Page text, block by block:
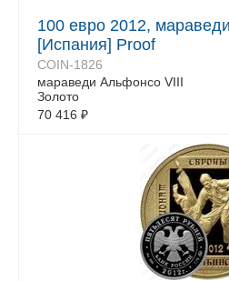
100 евро 2012,
[Испания] Proof
COIN-1826
мараведи Альфонсо VIII
Золото
70 416 ₽